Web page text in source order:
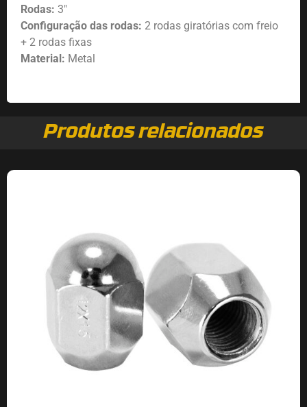
Rodas: 3″
Configuração das rodas: 2 rodas giratórias com freio
+ 2 rodas fixas
Material: Metal
Produtos relacionados